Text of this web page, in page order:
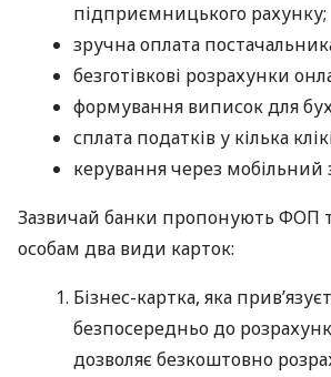
підприємницького рахунку;
зручна оплата
безготівкові розрахунки
формування виписок для
сплата податків у кілька
керування через мобільний
Зазвичай банки пропонують
особам два види карток:
Бізнес-картка, яка
безпосередньо до
дозволяє безкоштовно